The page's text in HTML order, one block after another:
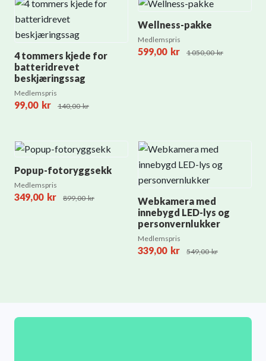
4 tommers kjede for
batteridrevet
beskjæringssag
Medlemspris
99,00 kr 140,00kr
Wellness-pakke
Medlemspris
599,00 kr 1 050,00kr
Popup-fotoryggsekk
Medlemspris
349,00 kr 899,00kr
Webkamera med
innebygd LED-lys og
personvernlukker
Medlemspris
339,00 kr 549,00kr